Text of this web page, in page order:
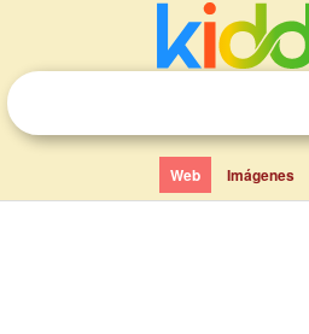
Web Imágenes